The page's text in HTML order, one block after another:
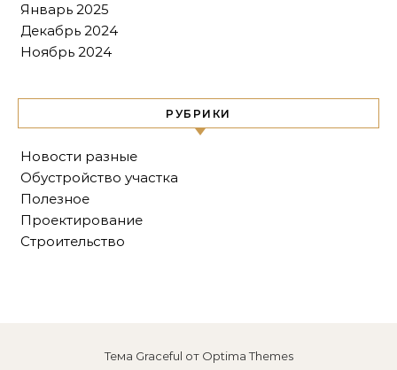
Январь 2025
Декабрь 2024
Ноябрь 2024
РУБРИКИ
Новости разные
Обустройство участка
Полезное
Проектирование
Строительство
Тема Graceful от Optima Themes